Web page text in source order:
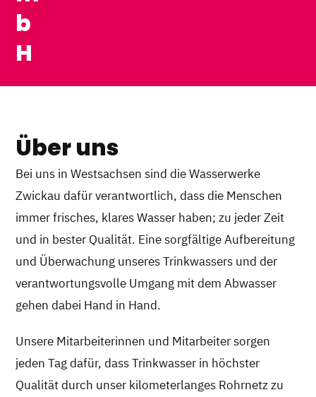
b
H
Über uns
Bei uns in Westsachsen sind die Wasserwerke
Zwickau dafür verantwortlich, dass die Menschen
immer frisches, klares Wasser haben; zu jeder Zeit
und in bester Qualität. Eine sorgfältige Aufbereitung
und Überwachung unseres Trinkwassers und der
verantwortungsvolle Umgang mit dem Abwasser
gehen dabei Hand in Hand.
Unsere Mitarbeiterinnen und Mitarbeiter sorgen
jeden Tag dafür, dass Trinkwasser in höchster
Qualität durch unser kilometerlanges Rohrnetz zu